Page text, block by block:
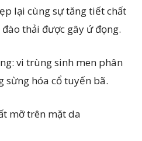
lại cùng sự tăng tiết chất
thải được gây ứ đọng.
vi trùng sinh men phân
sừng hóa cổ tuyến bã.
mỡ trên mặt da